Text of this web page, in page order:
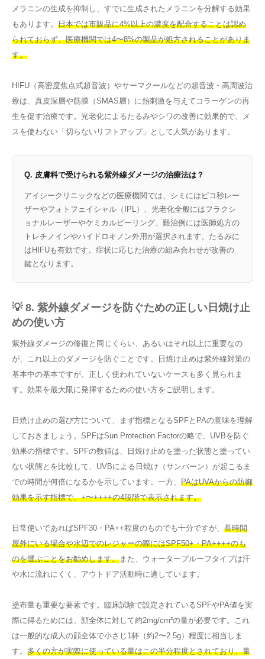
メラニンの生成を抑制し、すでに生成されたメラニンを分解する効果
もあります。 日本では市販品に4%以上の濃度を配合することは認め
られておらず、医療機関では4〜8%の製品が処方されることがありま
す。
HIFU（高密度焦点式超音波）やサーマクールなどの超音波・高周波治
療は、真皮深層や筋膜（SMAS層）に熱刺激を与えてコラーゲンの再
生を促す治療です。光老化によるたるみやシワの改善に効果的で、メ
スを使わない「切らないリフトアップ」として人気があります。
Q. 皮膚科で受けられる紫外線ダメージの治療法は？
アイシークリニックなどの医療機関では、シミにはピコ秒レー
ザーやフォトフェイシャル（IPL）、光老化全般にはフラクシ
ョナルレーザーやケミカルピーリング、難治例には医師処方の
トレチノインやハイドロキノン外用が選択されます。たるみに
はHIFUも有効です。症状に応じた治療の組み合わせが改善の
鍵となります。
💡 8. 紫外線ダメージを防ぐための正しい日焼け止
めの使い方
紫外線ダメージの修復と同じくらい、あるいはそれ以上に重要なの
が、これ以上のダメージを防ぐことです。日焼け止めは紫外線対策の
基本中の基本ですが、正しく使われていないケースも多く見られま
す。効果を最大限に発揮するための使い方をご説明します。
日焼け止めの選び方について、まず指標となるSPFとPAの意味を理解
しておきましょう。SPFはSun Protection Factorの略で、UVBを防ぐ
効果の指標です。SPFの数値は、日焼け止めを塗った状態と塗ってい
ない状態とを比較して、UVBによる日焼け（サンバーン）が起こるま
での時間が何倍になるかを示しています。一方、 PAはUVAからの防御
効果を示す指標で、+〜++++の4段階で表示されます。
日常使いであればSPF30・PA++程度のものでも十分ですが、 長時間
屋外にいる場合や水辺でのレジャーの際にはSPF50+・PA++++のも
のを選ぶことをお勧めします。また、ウォータープルーフタイプは汗
や水に流れにくく、アウトドア活動時に適しています。
塗布量も重要な要素です。臨床試験で設定されているSPFやPA値を実
際に得るためには、顔全体に対して約2mg/cm²の量が必要です。これ
は一般的な成人の顔全体で小さじ1杯（約2〜2.5g）程度に相当しま
す。 多くの方が実際に使っている量はこの半分程度とされており、量